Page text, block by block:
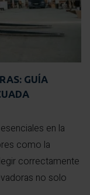
GUÍA
en la
como la
correctamente
no solo